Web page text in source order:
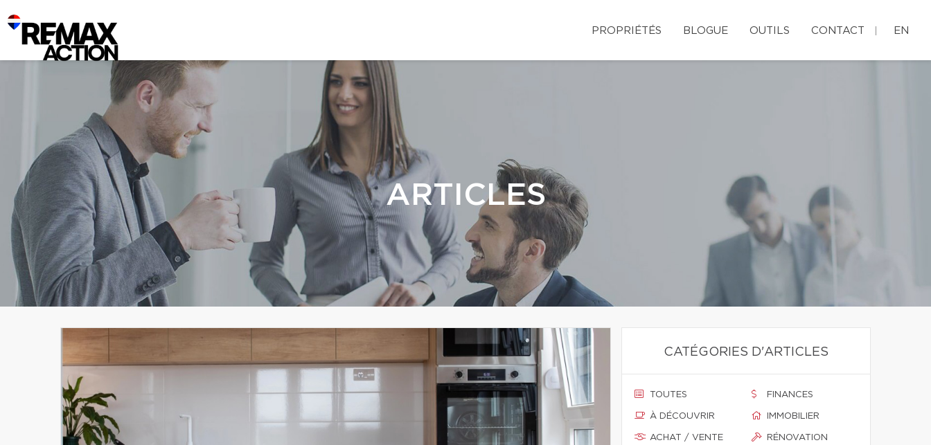
PROPRIÉTÉS BLOGUE OUTILS CONTACT EN
ARTICLES
CATÉGORIES D'ARTICLES
TOUTES
À DÉCOUVRIR
ACHAT / VENTE
FINANCES
IMMOBILIER
RÉNOVATION